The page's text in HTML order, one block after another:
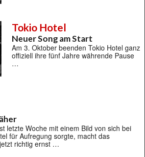
Tokio Hotel
Neuer Song am Start
Am 3. Oktober beenden Tokio Hotel ganz
offiziell ihre fünf Jahre währende Pause
…
letzte Woche mit einem Bild von sich bei
für Aufregung sorgte, macht das
richtig ernst …